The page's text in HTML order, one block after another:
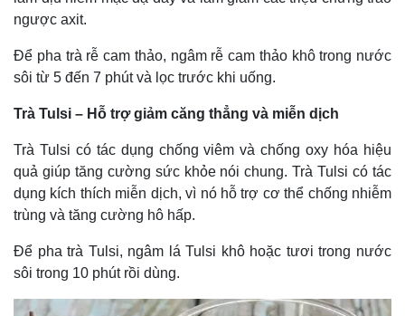
Thể thao
Lịch thi đấu bóng đá
Ô tô - Xe máy
Xe máy
ngược axit.
Để pha trà rễ cam thảo, ngâm rễ cam thảo khô trong nước
sôi từ 5 đến 7 phút và lọc trước khi uống.
Trà Tulsi – Hỗ trợ giảm căng thẳng và miễn dịch
Trà Tulsi có tác dụng chống viêm và chống oxy hóa hiệu
quả giúp tăng cường sức khỏe nói chung. Trà Tulsi có tác
dụng kích thích miễn dịch, vì nó hỗ trợ cơ thể chống nhiễm
trùng và tăng cường hô hấp.
Để pha trà Tulsi, ngâm lá Tulsi khô hoặc tươi trong nước
sôi trong 10 phút rồi dùng.